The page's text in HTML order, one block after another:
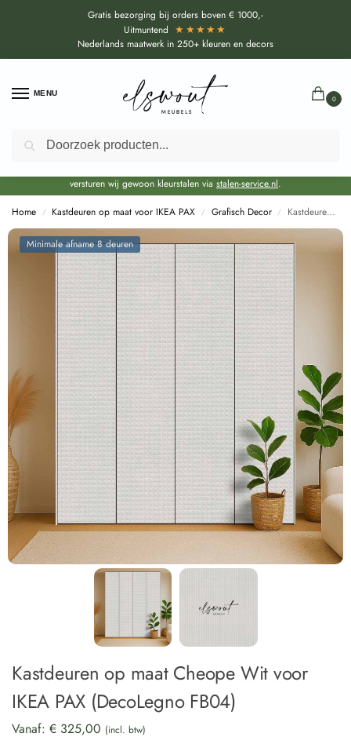
Gratis bezorging bij orders boven € 1000,-
Uitmuntend ★★★★★
Nederlands maatwerk in 250+ kleuren en decors
MENU
0
Door de bouwvakperiode geldt voor alle collecties momenteel een EXTRA
levertijd van circa 3-4 weken bovenop de reguliere levertijd.
versturen wij gewoon kleurstalen via stalen-service.nl.
Home / Kastdeuren op maat voor IKEA PAX / Grafisch Decor / Kastdeuren op maat Cheope Wit voor IKEA PAX (DecoLegno FB04)
Minimale afname 8 deuren
Kastdeuren op maat Cheope Wit voor
IKEA PAX (DecoLegno FB04)
Vanaf: € 325,00 (incl. btw)